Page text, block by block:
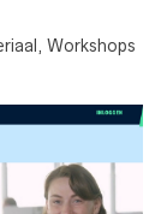
Workshops